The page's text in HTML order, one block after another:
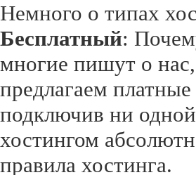
Немного о типах
Бесплатный:
многие пишут о
предлагаем
подключив ни
хостингом
правила хостинга.